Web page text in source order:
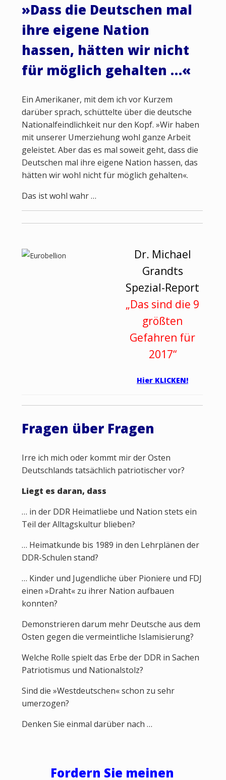
»Dass die Deutschen mal
ihre eigene Nation
hassen, hätten wir nicht
für möglich gehalten …«
Ein Amerikaner, mit dem ich vor Kurzem
darüber sprach, schüttelte über die deutsche
Nationalfeindlichkeit nur den Kopf. »Wir haben
mit unserer Umerziehung wohl ganze Arbeit
geleistet. Aber das es mal soweit geht, dass die
Deutschen mal ihre eigene Nation hassen, das
hätten wir wohl nicht für möglich gehalten«.
Das ist wohl wahr …
Dr. Michael
Grandts
Spezial-Report
„Das sind die 9
größten
Gefahren für
2017“
Hier KLICKEN!
Fragen über Fragen
Irre ich mich oder kommt mir der Osten
Deutschlands tatsächlich patriotischer vor?
Liegt es daran, dass
… in der DDR Heimatliebe und Nation stets ein
Teil der Alltagskultur blieben?
… Heimatkunde bis 1989 in den Lehrplänen der
DDR-Schulen stand?
… Kinder und Jugendliche über Pioniere und FDJ
einen »Draht« zu ihrer Nation aufbauen
konnten?
Demonstrieren darum mehr Deutsche aus dem
Osten gegen die vermeintliche Islamisierung?
Welche Rolle spielt das Erbe der DDR in Sachen
Patriotismus und Nationalstolz?
Sind die »Westdeutschen« schon zu sehr
umerzogen?
Denken Sie einmal darüber nach …
Fordern Sie meinen